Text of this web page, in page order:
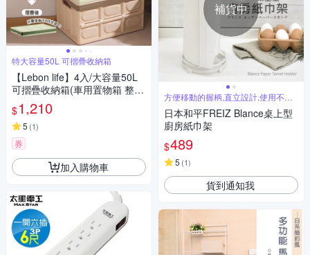
特大容量50L 可摺疊收納箱
【Lebon life】4入/大容量50L
可摺疊收納箱(車用置物箱 整理
箱 收納櫃 衣物收納 小物收納
玩具收納)
$1,210
5 (1)
券
加入購物車
補貨中
方便移動的握柄,直立設計,使用不佔
空間
日本和平FREIZ Blance桌上型
廚房紙巾架
$489
5 (1)
貨到通知我